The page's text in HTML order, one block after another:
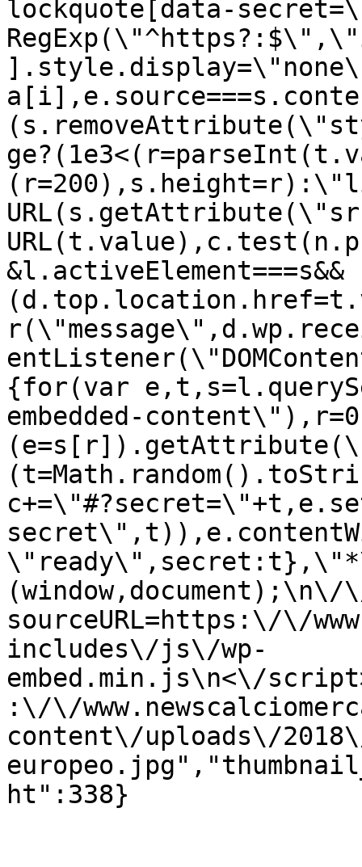
lockquote[data-
&l.activeElement===s&&
{for(var
embedded-
(window,document);\n\/
sourceURL=https:\/\/
includes\/js\/wp-
embed.min.js\n<\/
:\/\/
content\/uploads\/
ht":338}